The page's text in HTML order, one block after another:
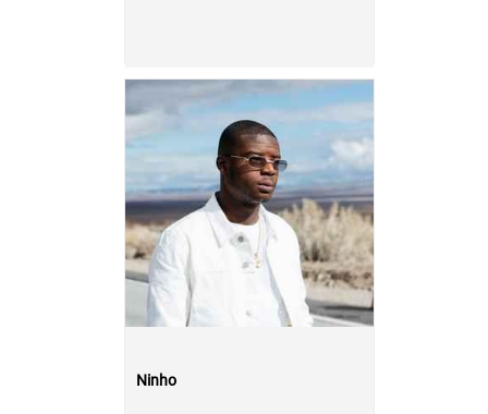
Ninho